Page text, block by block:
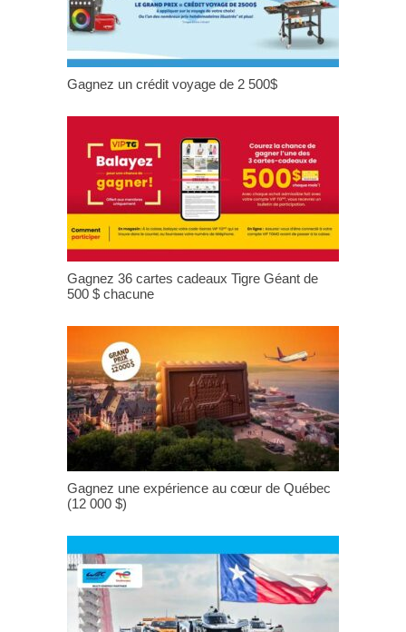
Gagnez un crédit voyage de 2 500$
Gagnez 36 cartes cadeaux Tigre Géant de
500 $ chacune
Gagnez une expérience au cœur de Québec
(12 000 $)